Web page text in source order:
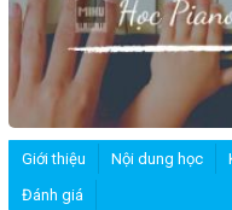
Giới thiệu Nội dung học
Đánh giá